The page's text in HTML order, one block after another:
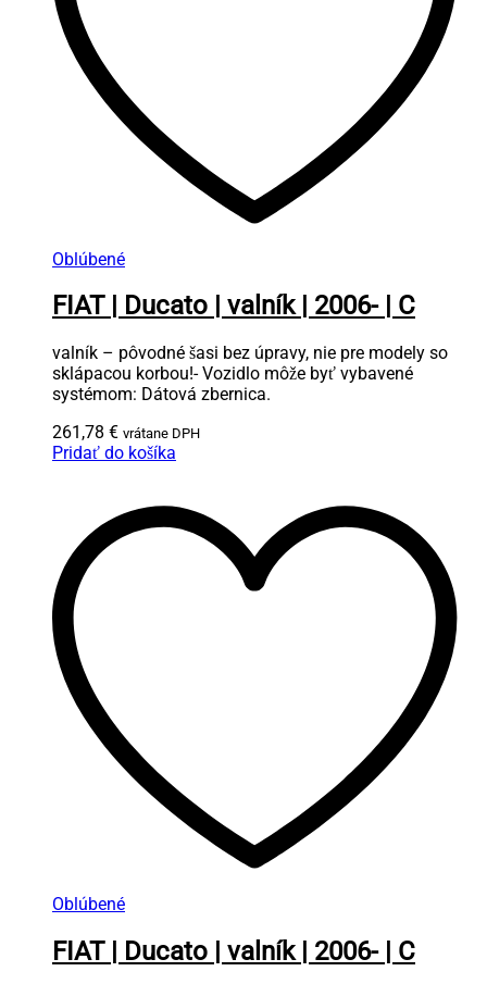
Oblúbené
FIAT | Ducato | valník | 2006- | C
valník – pôvodné šasi bez úpravy, nie pre modely so
sklápacou korbou!- Vozidlo môže byť vybavené
systémom: Dátová zbernica.
261,78 € vrátane DPH
Pridať do košíka
Oblúbené
FIAT | Ducato | valník | 2006- | C